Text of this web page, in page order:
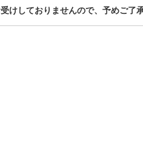
しておりませんので、予めご了